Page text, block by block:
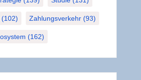
(102) Zahlungsverkehr (93)
(162)